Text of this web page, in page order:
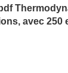
avec 250